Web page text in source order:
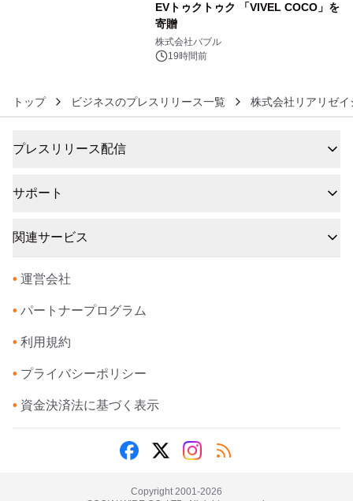
EVトゥクトゥク 「VIVEL COCO」を
寄贈
株式会社バブル
19時間前
トップ ビジネスのプレスリリース一覧 株式会社リアリゼイ
プレスリリース配信
サポート
関連サービス
• 運営会社
• パートナープログラム
• 利用規約
• プライバシーポリシー
• 資金決済法に基づく表示
Copyright 2001-2026